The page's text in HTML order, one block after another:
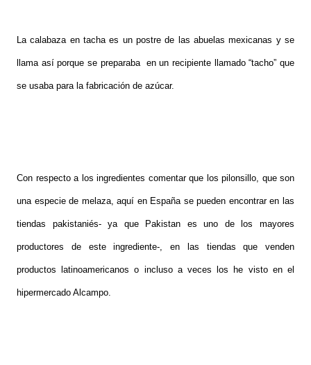
La calabaza en tacha es un postre de las abuelas mexicanas y se
llama así porque se preparaba en un recipiente llamado “tacho” que
se usaba para la fabricación de azúcar.
Con respecto a los ingredientes comentar que los pilonsillo, que son
una especie de melaza, aquí en España se pueden encontrar en las
tiendas pakistaniés- ya que Pakistan es uno de los mayores
productores de este ingrediente-, en las tiendas que venden
productos latinoamericanos o incluso a veces los he visto en el
hipermercado Alcampo.